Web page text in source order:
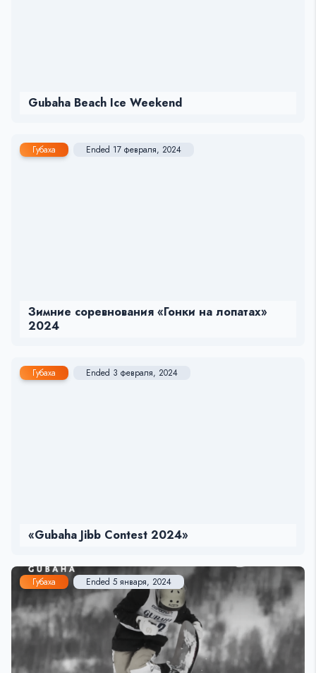
Gubaha Beach Ice Weekend
Губаха Ended 17 февраля, 2024
Зимние соревнования «Гонки на лопатах»
2024
Губаха Ended 3 февраля, 2024
«Gubaha Jibb Contest 2024»
Губаха Ended 5 января, 2024